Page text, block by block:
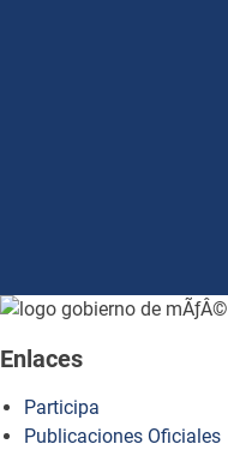
Enlaces
Participa
Publicaciones Oficiales